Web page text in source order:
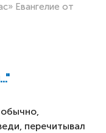
Евангелие от
перечитывал